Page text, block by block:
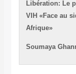
Libération: Le
VIH «Face au
Afrique»
Soumaya